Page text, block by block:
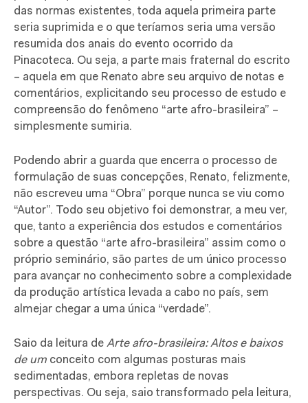
das normas existentes, toda aquela primeira parte
seria suprimida e o que teríamos seria uma versão
resumida dos anais do evento ocorrido da
Pinacoteca. Ou seja, a parte mais fraternal do escrito
– aquela em que Renato abre seu arquivo de notas e
comentários, explicitando seu processo de estudo e
compreensão do fenômeno “arte afro-brasileira” –
simplesmente sumiria.
Podendo abrir a guarda que encerra o processo de
formulação de suas concepções, Renato, felizmente,
não escreveu uma “Obra” porque nunca se viu como
“Autor”. Todo seu objetivo foi demonstrar, a meu ver,
que, tanto a experiência dos estudos e comentários
sobre a questão “arte afro-brasileira” assim como o
próprio seminário, são partes de um único processo
para avançar no conhecimento sobre a complexidade
da produção artística levada a cabo no país, sem
almejar chegar a uma única “verdade”.
Saio da leitura de Arte afro-brasileira: Altos e baixos
de um conceito com algumas posturas mais
sedimentadas, embora repletas de novas
perspectivas. Ou seja, saio transformado pela leitura,